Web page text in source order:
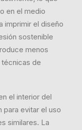
en el medio
imprimir el diseño
sostenible
menos
de
el interior del
para evitar el uso
similares. La